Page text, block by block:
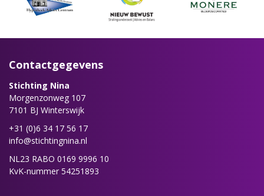
Contactgegevens
Stichting Nina
Morgenzonweg 107
7101 BJ Winterswijk
+31 (0)6 34 17 56 17
info@stichtingnina.nl
NL23 RABO 0169 9996 10
KvK-nummer 54251893